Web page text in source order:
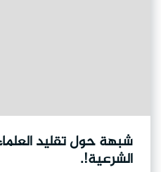
شبهة حول تقليد
الشرعية!.